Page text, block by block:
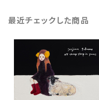
最近チェックした商品